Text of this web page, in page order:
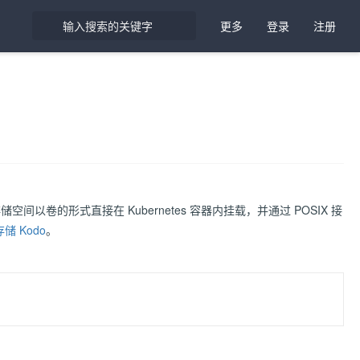
更多 登录 注册
间以卷的形式直接在 Kubernetes 容器内挂载，并通过 POSIX 接
储 Kodo。